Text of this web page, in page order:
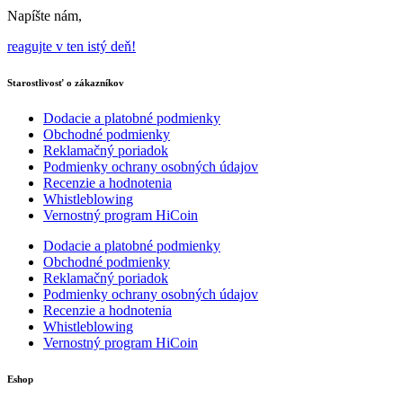
Napíšte nám,
reagujte v ten istý deň!
Starostlivosť o zákazníkov
Dodacie a platobné podmienky
Obchodné podmienky
Reklamačný poriadok
Podmienky ochrany osobných údajov
Recenzie a hodnotenia
Whistleblowing
Vernostný program HiCoin
Dodacie a platobné podmienky
Obchodné podmienky
Reklamačný poriadok
Podmienky ochrany osobných údajov
Recenzie a hodnotenia
Whistleblowing
Vernostný program HiCoin
Eshop